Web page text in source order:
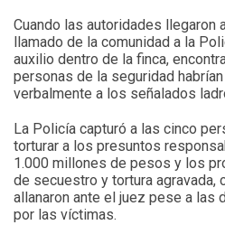
Cuando las autoridades llegaron
llamado de la comunidad a la
auxilio dentro de la finca,
personas de la seguridad
verbalmente a los señalados
La Policía capturó a las cinco
torturar a los presuntos
1.000 millones de pesos y los
de secuestro y tortura agravada,
allanaron ante el juez pese a las
por las víctimas.